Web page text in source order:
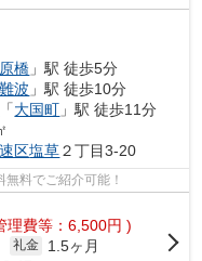
橋 」駅 徒歩5分
波 」駅 徒歩10分
「大国町 」駅 徒歩11分
区塩草２丁目3-20
料でご紹介可能！
理費等：6,500円 )
礼金
1.5ヶ月